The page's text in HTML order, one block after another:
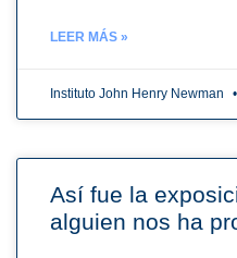
LEER MÁS »
Instituto John Henry Newman
Así fue la
alguien nos ha